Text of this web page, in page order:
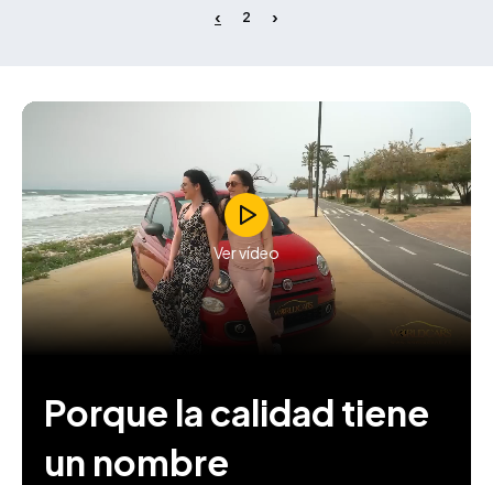
2
Ver vídeo
Porque la calidad tiene
un nombre